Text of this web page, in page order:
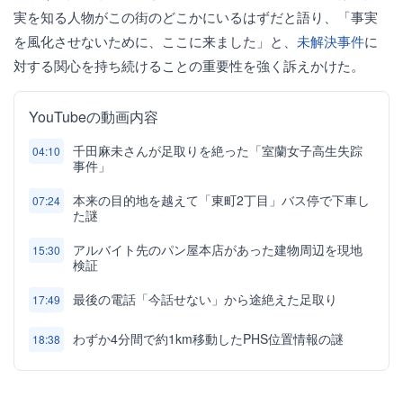
実を知る人物がこの街のどこかにいるはずだと語り、「事実
を風化させないために、ここに来ました」と、 未解決事件に
対する関心を持ち続けることの重要性を強く訴えかけた。
YouTubeの動画内容
04:10
千田麻未さんが足取りを絶った「室蘭女子高生失踪
事件」
07:24
本来の目的地を越えて「東町2丁目」バス停で下車し
た謎
15:30
アルバイト先のパン屋本店があった建物周辺を現地
検証
17:49 最後の電話「今話せない」から途絶えた足取り
18:38 わずか4分間で約1km移動したPHS位置情報の謎